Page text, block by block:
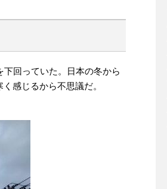
回っていた。日本の冬から
感じるから不思議だ。